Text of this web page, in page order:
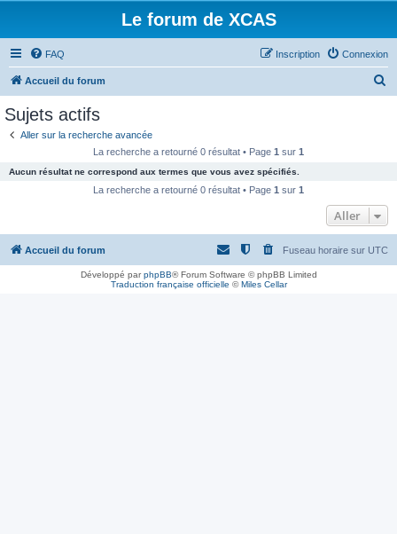
Le forum de XCAS
FAQ Connexion
Inscription
Accueil du forum
c
e
Sujets actifs
Aller sur la recherche avancée
La recherche a retourné 0 résultat • Page 1 sur 1
Aucun résultat ne correspond aux termes que vous avez spécifiés.
La recherche a retourné 0 résultat • Page 1 sur 1
Aller
Accueil du forum Fuseau horaire sur UTC
Développé parphpBB® Forum Software © phpBB Limited
Traduction française officielle ©Miles Cellar